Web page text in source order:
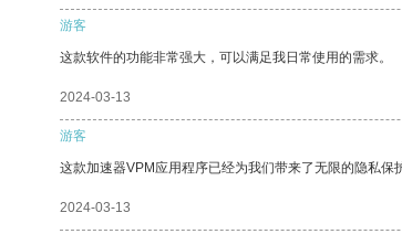
游客
这款软件的功能非常强大，可以满足我日常使用的需求。
2024-03-13
游客
这款加速器VPM应用程序已经为我们带来了无限的隐私保
2024-03-13